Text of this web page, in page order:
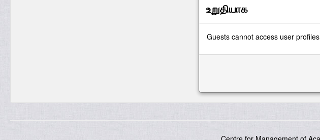
உறுதியாக
Guests cannot access user